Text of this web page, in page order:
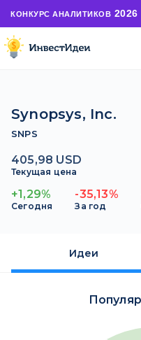
КОНКУРС АНАЛИТИКОВ 2026
Synopsys, Inc.
SNPS
405,98 USD
Текущая цена
+1,29%
Сегодня
-35,13%
За год
Идеи